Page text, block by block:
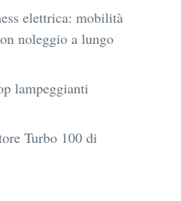
elettrica: mobilità
noleggio a lungo
lampeggianti
Turbo 100 di